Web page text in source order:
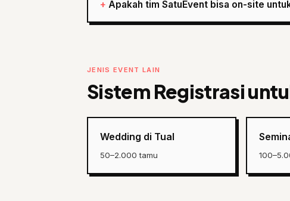
Apakah tim SatuEvent bisa on-site
JENIS EVENT LAIN
Sistem Registrasi
Wedding di Tual
50–2.000 tamu